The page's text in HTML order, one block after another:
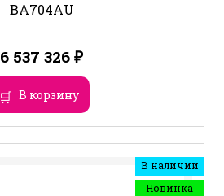
BA704AU
6 537 326 ₽
В корзину
В наличии
Новинка